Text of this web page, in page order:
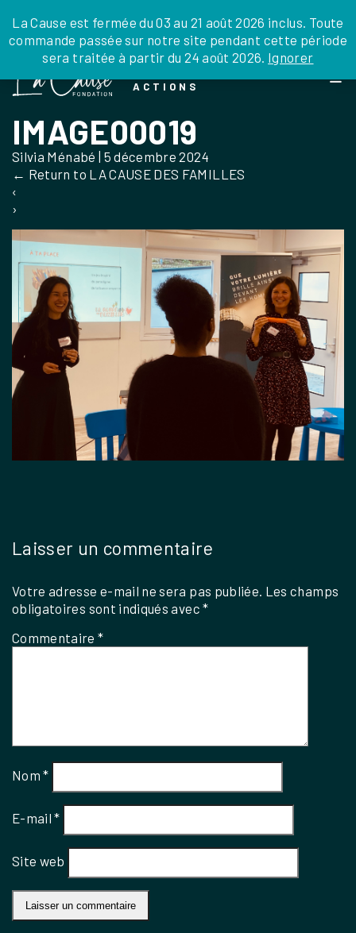
to
the
La Cause est fermée du 03 au 21 août 2026 inclus. Toute
commande passée sur notre site pendant cette période
sera traitée à partir du 24 août 2026. Ignorer
JE DONNE JE PARRAINE NOUS SOUTENIR
DEPUIS LA FRANCE
DEPUIS L’INTERNATIONAL
EN TANT QU’ORGANISATION
LEGS, LIBÉRALITÉS
0 ARTICLE
ACTIONS
IMAGE00019
Silvia Ménabé | 5 décembre 2024
← Return to LA CAUSE DES FAMILLES
‹
›
Laisser un commentaire
Votre adresse e-mail ne sera pas publiée. Les champs
obligatoires sont indiqués avec*
Commentaire*
Nom*
E-mail*
Site web